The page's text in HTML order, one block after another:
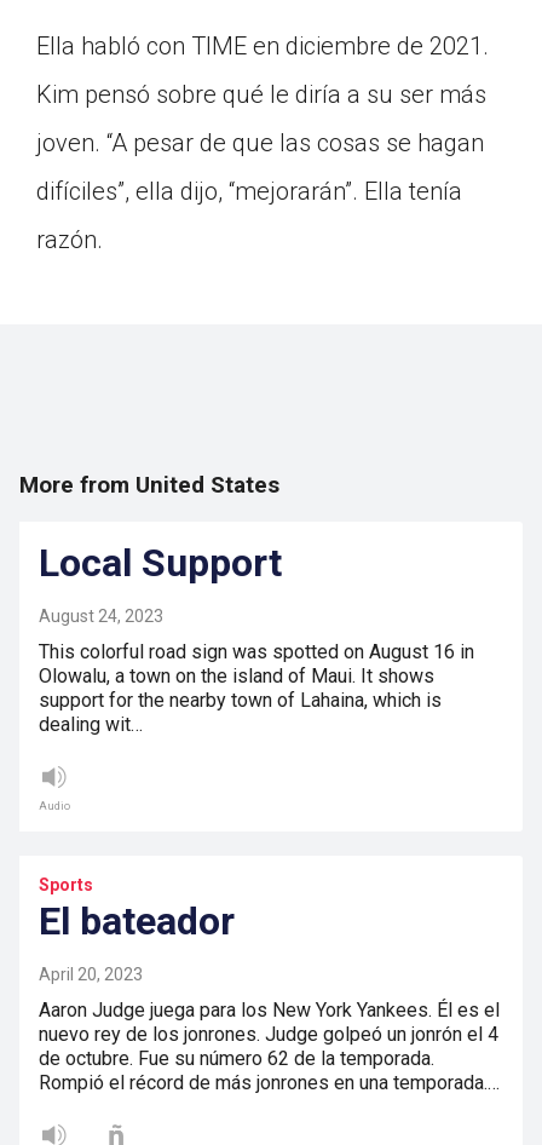
Ella habló con TIME en diciembre de 2021.
Kim pensó sobre qué le diría a su ser más
joven. “A pesar de que las cosas se hagan
difíciles”, ella dijo, “mejorarán”. Ella tenía
razón.
More from United States
Local Support
August 24, 2023
This colorful road sign was spotted on August 16 in
Olowalu, a town on the island of Maui. It shows
support for the nearby town of Lahaina, which is
dealing wit…
Audio
Sports
El bateador
April 20, 2023
Aaron Judge juega para los New York Yankees. Él es el
nuevo rey de los jonrones. Judge golpeó un jonrón el 4
de octubre. Fue su número 62 de la temporada.
Rompió el récord de más jonrones en una temporada.…